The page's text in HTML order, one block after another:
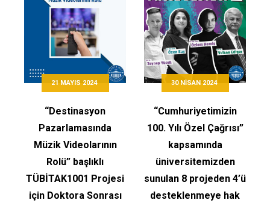
21 MAYIS 2024
“Destinasyon
Pazarlamasında
Müzik Videolarının
Rolü” başlıklı
TÜBİTAK1001 Projesi
için Doktora Sonrası
30 NISAN 2024
“Cumhuriyetimizin
100. Yılı Özel Çağrısı”
kapsamında
üniversitemizden
sunulan 8 projeden 4’ü
desteklenmeye hak